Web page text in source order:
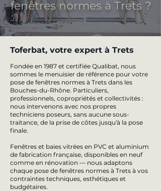
fenêtres normes à Trets ?
Toferbat, votre expert à Trets
Fondée en 1987 et certifiée Qualibat, nous
sommes le menuisier de référence pour votre
pose de fenêtres normes à Trets dans les
Bouches-du-Rhône. Particuliers,
professionnels, copropriétés et collectivités :
nous intervenons avec nos propres
techniciens poseurs, sans aucune sous-
traitance, de la prise de côtes jusqu'à la pose
finale.
Fenêtres et baies vitrées en PVC et aluminium
de fabrication française, disponibles en neuf
comme en rénovation — nous adaptons
chaque pose de fenêtres normes à Trets à vos
contraintes techniques, esthétiques et
budgétaires.